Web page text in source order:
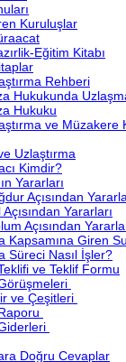
Kuruluşlar
Eğitim Kitabı
Rehberi
Hukukunda
Hukuku
ve Müzakere
Uzlaştırma
Kimdir?
Yararları
Açısından
Açısından Yararları
Açısından
Kapsamına Giren
Süreci Nasıl İşler?
ve Teklif Formu
ve Çeşitleri
Doğru Cevaplar